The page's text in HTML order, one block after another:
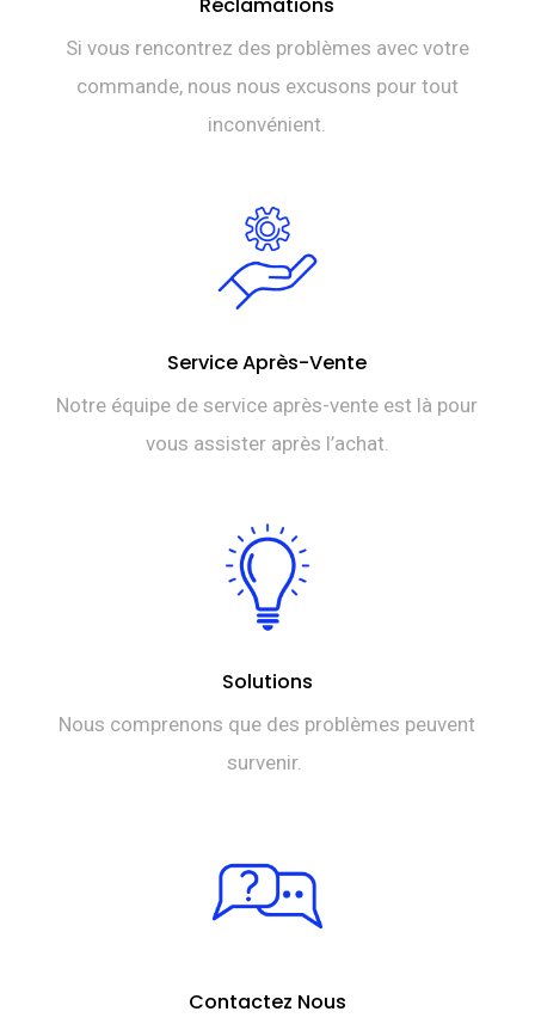
Réclamations
Si vous rencontrez des problèmes avec votre
commande, nous nous excusons pour tout
inconvénient.
Service Après-Vente
Notre équipe de service après-vente est là pour
vous assister après l’achat.
Solutions
Nous comprenons que des problèmes peuvent
survenir.
Contactez Nous